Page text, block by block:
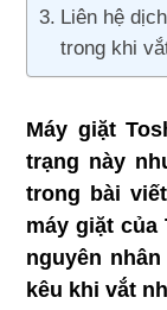
Liên hệ
trong khi
Máy giặt
trạng này
trong bài
máy giặt của
nguyên
kêu khi vắt